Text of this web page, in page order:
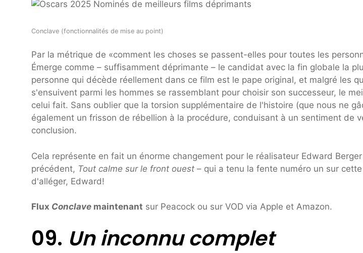
Conclave (fonctionnalités de mise au point)
Par la métrique de «comment les choses se passent-elles pour toutes les
Émerge comme – suffisamment déprimante – le candidat avec la fin globale la
personne qui décède réellement dans ce film est le pape original, et malgré les
s'ensuivent parmi les hommes se rassemblant pour choisir son successeur, le
celui fait. Sans oublier que la torsion supplémentaire de l'histoire (que nous ne
également un frisson de rébellion à la procédure, conduisant à un sentiment de
conclusion.
Cela représente en fait un énorme changement pour le réalisateur Edward
précédent, Tout calme sur le front ouest – qui a tenu la fente numéro un sur
d'alléger, Edward!
Flux Conclave maintenant sur Peacock ou sur VOD via Apple et Amazon.
09. Un inconnu complet